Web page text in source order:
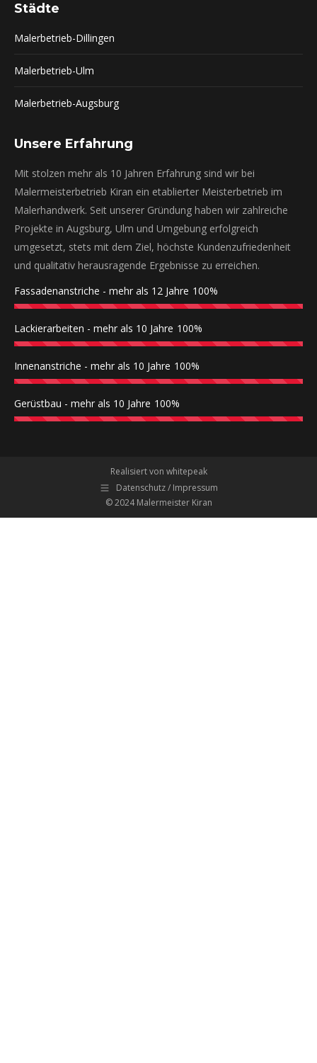
opens
window
opens
window
Städte
Malerbetrieb-Dillingen
Malerbetrieb-Ulm
Malerbetrieb-Augsburg
Unsere Erfahrung
Mit stolzen mehr als 10 Jahren Erfahrung sind wir bei
Malermeisterbetrieb Kiran ein etablierter Meisterbetrieb im
Malerhandwerk. Seit unserer Gründung haben wir zahlreiche
Projekte in Augsburg, Ulm und Umgebung erfolgreich
umgesetzt, stets mit dem Ziel, höchste Kundenzufriedenheit
und qualitativ herausragende Ergebnisse zu erreichen.
Fassadenanstriche - mehr als 12 Jahre 100%
Lackierarbeiten - mehr als 10 Jahre 100%
Innenanstriche - mehr als 10 Jahre 100%
Gerüstbau - mehr als 10 Jahre 100%
Realisiert von whitepeak
Datenschutz / Impressum
© 2024 Malermeister Kiran